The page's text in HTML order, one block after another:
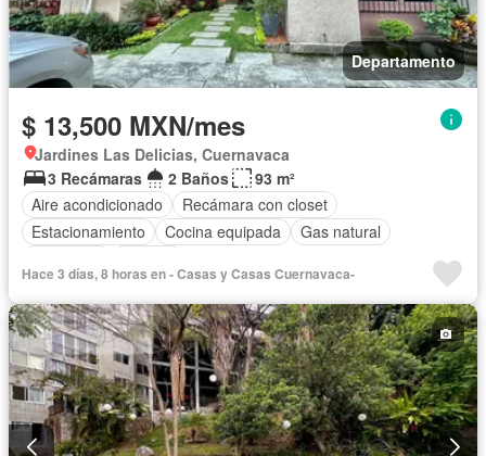
Departamento
$ 13,500 MXN/mes
Jardines Las Delicias, Cuernavaca
3 Recámaras
2 Baños
93 m²
Aire acondicionado
Recámara con closet
Estacionamiento
Cocina equipada
Gas natural
Hace 3 días, 8 horas en - Casas y Casas Cuernavaca-